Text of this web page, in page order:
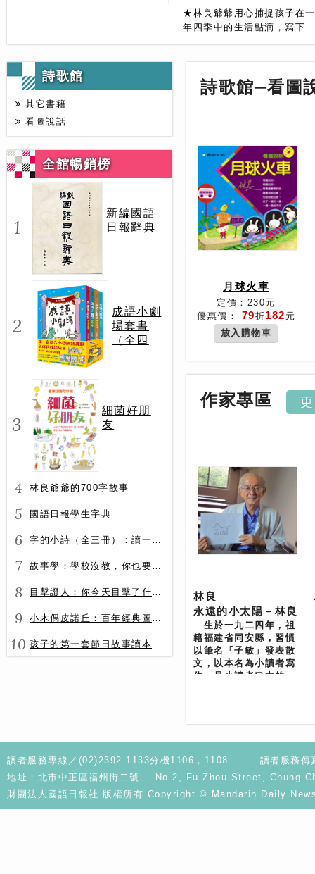
★林良爺爺用心捕捉孩子在一
年四季中的生活點滴，寫下
間、冬季的節日慶典，這些詩
篇帶領孩子發現生活的美好。
詩歌館
其它書籍
看圖說話
全館暢銷榜
1
新編國語
日報辭典
2
成語小劇
場套書
（全四
3
細菌好朋
友
4 林良爺爺的700字故事
5 國語日報學生字典
6 字的小詩（全三冊）：讀一首詩，交一個字朋友（字字小宇宙+字字看心情+字字有意思）
7 故事學：學校沒教，你也要會的表達力
8 目擊證人：你今天目擊了什麼？
9 小木偶皮諾丘：百年經典圖文全譯版
10 孩子的第一套節日故事讀本
詩歌館─看圖
月球火車
定價：230元
優惠價： 79折182 元
放入購物車
作家專區
林良
永遠的小太陽－林良
生於一九二四年，祖
籍福建省同安縣，習慣
以筆名「子敏」發表散
文，以本名為小讀者寫
作，是小讀者口中的
過小學老師、新聞記
者，歷任國語日報編
經理、國語日報社社
長，以國語日報董事長
兼發行人退休，退休後
繼續從事寫作。 以兒
讀者服務專線／(02)2392-1133分機1106，1108
讀者服務
地址：北市中正區福州街二號 No.2, Fu Zhou Street, Chung-
財團法人國語日報社 版權所有 Copyright © Mandarin Daily